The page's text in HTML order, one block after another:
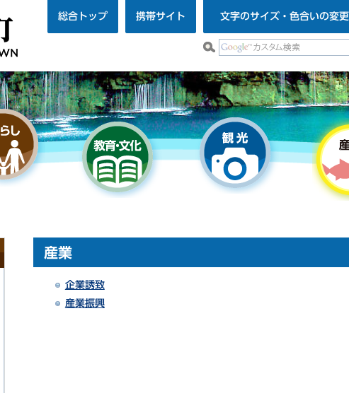
総合トップ 携帯サイト 文字のサイズ・色合いの変更
産業
企業誘致
産業振興